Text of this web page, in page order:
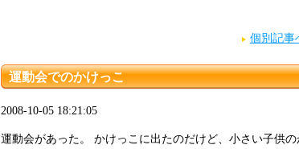
個別記事
運動会でのかけっこ
2008-10-05 18:21:05
運動会があった。 かけっこに出たのだけど、小さい子供